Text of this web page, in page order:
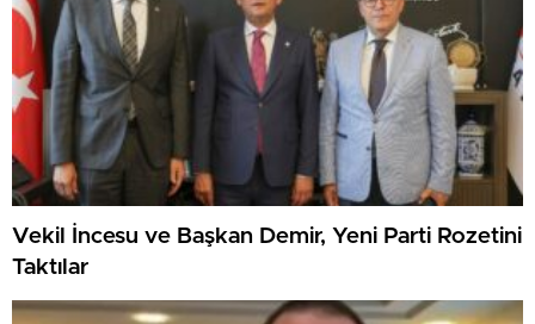
Vekil İncesu ve Başkan Demir, Yeni Parti Rozetini
Taktılar